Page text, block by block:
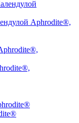
Aphrodite®,